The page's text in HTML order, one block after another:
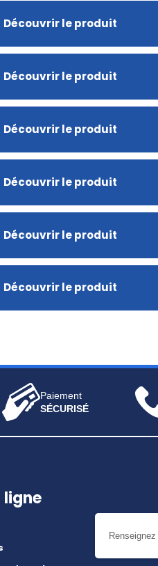
Découvrir le produit
Découvrir le produit
Découvrir le produit
Découvrir le produit
Découvrir le produit
Découvrir le produit
Paiement
SÉCURISÉ
ligne